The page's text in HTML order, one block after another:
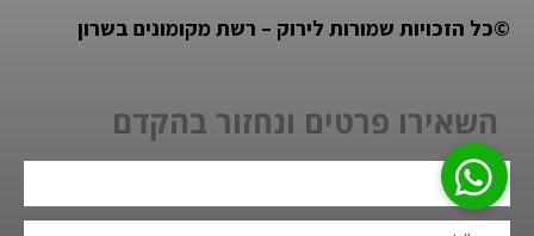
©כל הזכויות שמורות לירוק – רשת מקומונים בשרון
השאירו פרטים ונחזור בהקדם